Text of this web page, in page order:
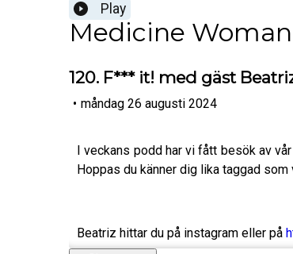
Play
Medicine
120. F*** it! med gäst
• måndag 26 augusti 2024
I veckans podd har vi fått besök av
Hoppas du känner dig lika taggad som
Beatriz hittar du på instagram eller på